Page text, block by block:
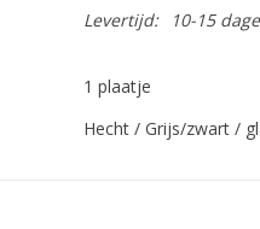
Levertijd: 10-15
1 plaatje
Hecht / Grijs/zwart /